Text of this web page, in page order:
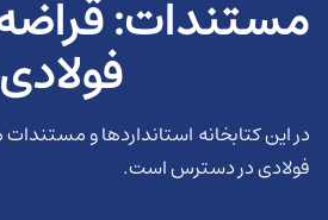
مستندات:
فولادی
در این کتابخانه استانداردها و
فولادی در دسترس است.